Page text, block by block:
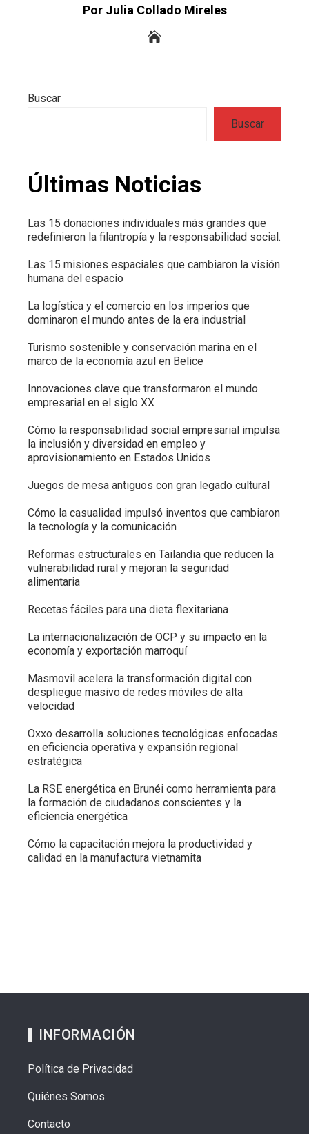
Por Julia Collado Mireles
Buscar
Buscar
Últimas Noticias
Las 15 donaciones individuales más grandes que
redefinieron la filantropía y la responsabilidad social.
Las 15 misiones espaciales que cambiaron la visión
humana del espacio
La logística y el comercio en los imperios que
dominaron el mundo antes de la era industrial
Turismo sostenible y conservación marina en el
marco de la economía azul en Belice
Innovaciones clave que transformaron el mundo
empresarial en el siglo XX
Cómo la responsabilidad social empresarial impulsa
la inclusión y diversidad en empleo y
aprovisionamiento en Estados Unidos
Juegos de mesa antiguos con gran legado cultural
Cómo la casualidad impulsó inventos que cambiaron
la tecnología y la comunicación
Reformas estructurales en Tailandia que reducen la
vulnerabilidad rural y mejoran la seguridad
alimentaria
Recetas fáciles para una dieta flexitariana
La internacionalización de OCP y su impacto en la
economía y exportación marroquí
Masmovil acelera la transformación digital con
despliegue masivo de redes móviles de alta
velocidad
Oxxo desarrolla soluciones tecnológicas enfocadas
en eficiencia operativa y expansión regional
estratégica
La RSE energética en Brunéi como herramienta para
la formación de ciudadanos conscientes y la
eficiencia energética
Cómo la capacitación mejora la productividad y
calidad en la manufactura vietnamita
INFORMACIÓN
Política de Privacidad
Quiénes Somos
Contacto